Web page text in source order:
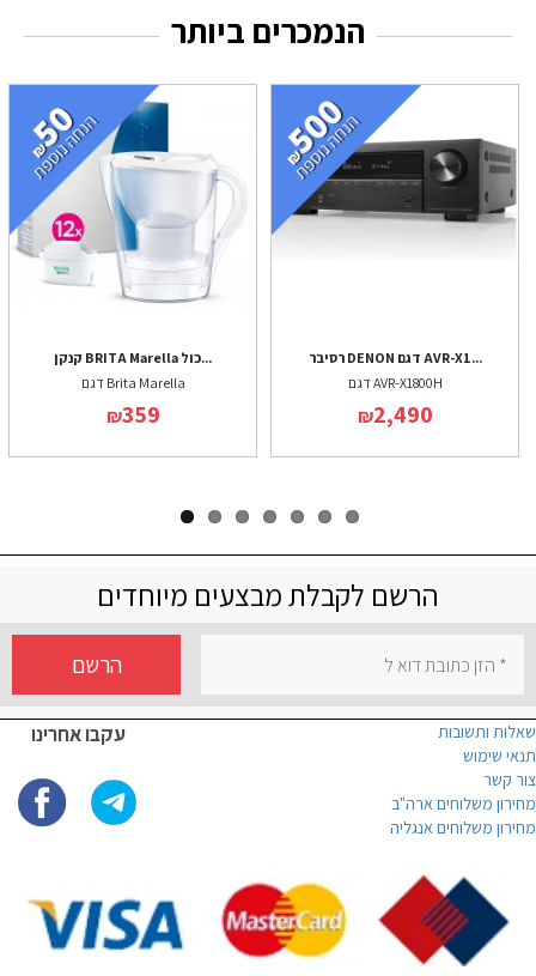
הנמכרים ביותר
קנקן BRITA Marella כול...
דגם Brita Marella
₪359
רסיבר DENON דגם AVR-X1...
דגם AVR-X1800H
₪2,490
הרשם לקבלת מבצעים מיוחדים
הרשם
עקבו אחרינו
שאלות ותשובות
תנאי שימוש
צור קשר
מחירון משלוחים ארה"ב
מחירון משלוחים אנגליה